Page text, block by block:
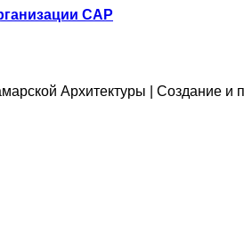
САР
Архитектуры | Создание и